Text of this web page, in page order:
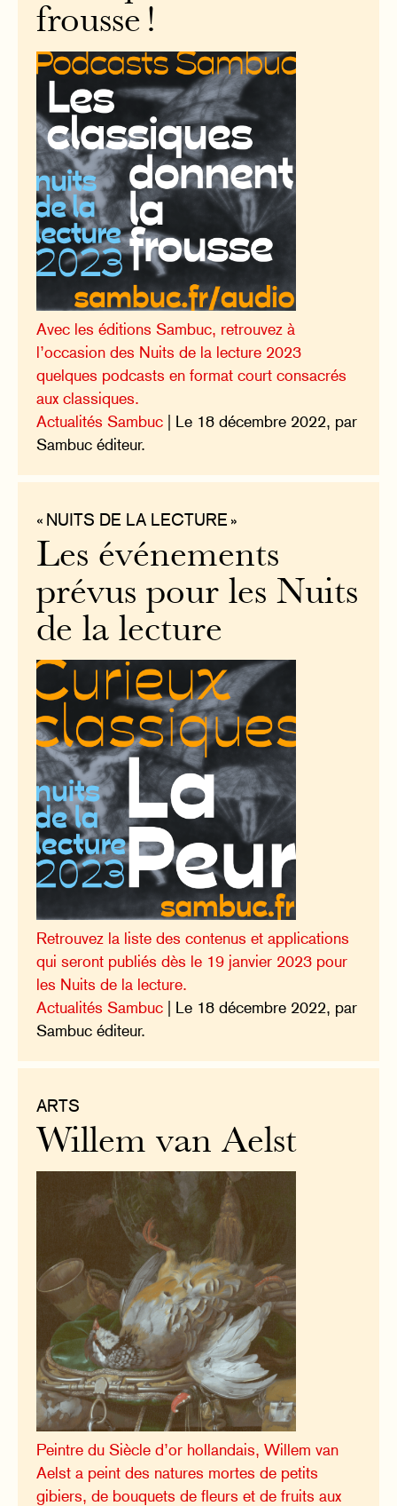
frousse !
Avec les éditions Sambuc, retrouvez à
l’occasion des Nuits de la lecture 2023
quelques podcasts en format court consacrés
aux classiques.
Actualités Sambuc | Le 18 décembre 2022, par
Sambuc éditeur.
« NUITS DE LA LECTURE »
Les événements
prévus pour les Nuits
de la lecture
Retrouvez la liste des contenus et applications
qui seront publiés dès le 19 janvier 2023 pour
les Nuits de la lecture.
Actualités Sambuc | Le 18 décembre 2022, par
Sambuc éditeur.
ARTS
Willem van Aelst
Peintre du Siècle d’or hollandais, Willem van
Aelst a peint des natures mortes de petits
gibiers, de bouquets de fleurs et de fruits aux